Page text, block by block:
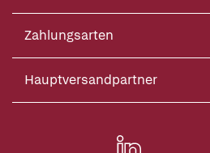
Zahlungsarten
Hauptversandpartner